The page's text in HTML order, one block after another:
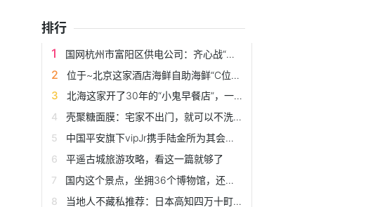
排行
国网杭州市富阳区供电公司：齐心战“疫”为社会经济发展注入动力
位于~北京这家酒店海鲜自助海鲜“C位”出道何以解忧唯有美食
北海这家开了30年的“小鬼早餐店”，一碗海鲜粉足以让你驱车前往
壳聚糖面膜：宅家不出门，就可以不洗脸不护肤？
中国平安旗下vipJr携手陆金所为其会员提供免费课堂
平遥古城旅游攻略，看这一篇就够了
国内这个景点，坐拥36个博物馆，还藏有一庄园
当地人不藏私推荐：日本高知四万十町秘境咖啡厅四选